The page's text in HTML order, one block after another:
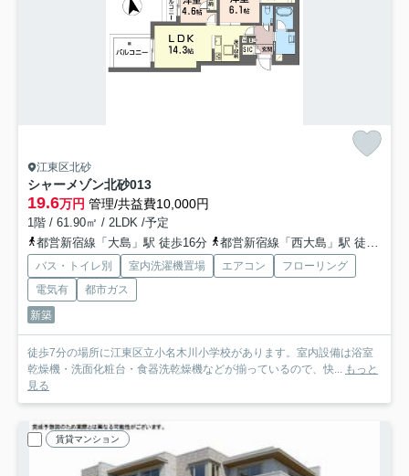
江東区北砂
シャーメゾン北砂013
19.6万円 管理/共益費10,000円
1階 / 61.90㎡ / 2LDK /予定
都営新宿線「大島」駅 徒歩16分
都営新宿線「西大島」駅 徒歩21分
バス・トイレ別 室内洗濯機置場 エアコン
フローリング
電気有
都市ガス
新築
徒歩7分の場所に江東区立小名木川小学校があります。室内設備は浴室
乾燥機・洗面化粧台・食器洗乾燥機などが揃っているので、快... もっと
見る
賃貸マンション